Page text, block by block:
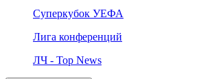
Суперкубок УЕФА
Лига конференций
ЛЧ - Top News